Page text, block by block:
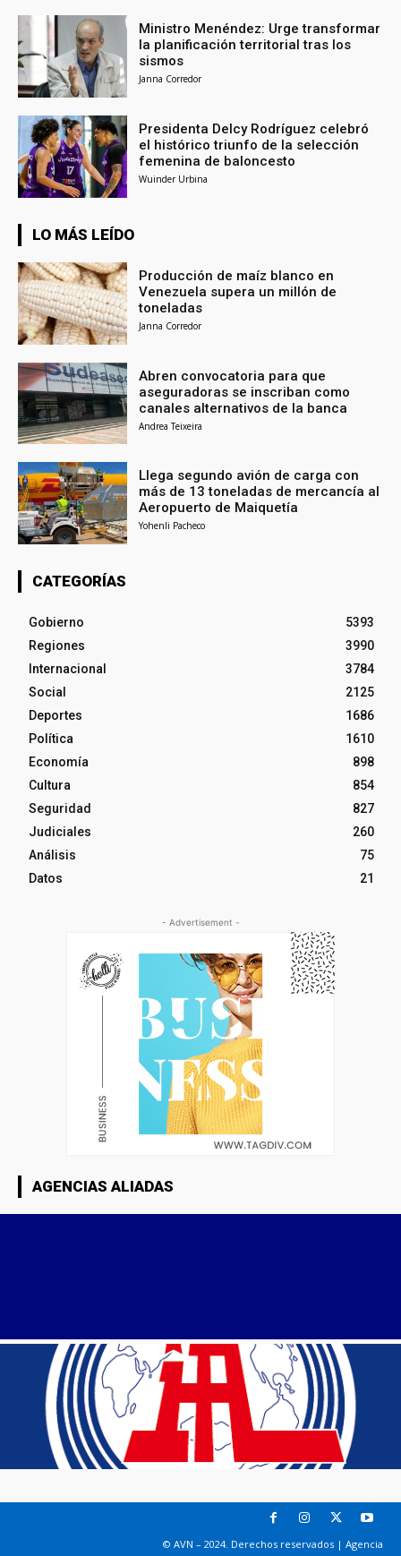
Ministro Menéndez: Urge transformar
la planificación territorial tras los
sismos
Janna Corredor
Presidenta Delcy Rodríguez celebró
el histórico triunfo de la selección
femenina de baloncesto
Wuinder Urbina
LO MÁS LEÍDO
Producción de maíz blanco en
Venezuela supera un millón de
toneladas
Janna Corredor
Abren convocatoria para que
aseguradoras se inscriban como
canales alternativos de la banca
Andrea Teixeira
Llega segundo avión de carga con
más de 13 toneladas de mercancía al
Aeropuerto de Maiquetía
Yohenli Pacheco
CATEGORÍAS
Gobierno
5393
Regiones
3990
Internacional
3784
Social
2125
Deportes
1686
Política
1610
Economía
898
Cultura
854
Seguridad
827
Judiciales
260
Análisis
75
Datos
21
- Advertisement -
AGENCIAS ALIADAS
© AVN – 2024. Derechos reservados | Agencia